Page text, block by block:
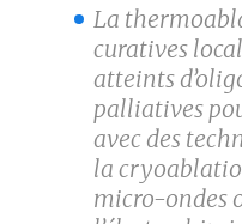
La
curatives
atteints
palliatives
avec des
la
micro-ondes